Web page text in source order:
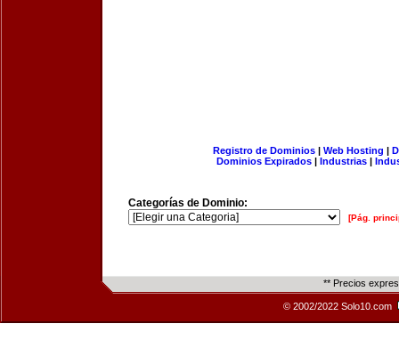
Registro de Dominios| Web Hosting |
Dominios Expirados | Industrias |
Categorías de Dominio:
[Pág.
** Precios
© 2002/2022 Solo10.com